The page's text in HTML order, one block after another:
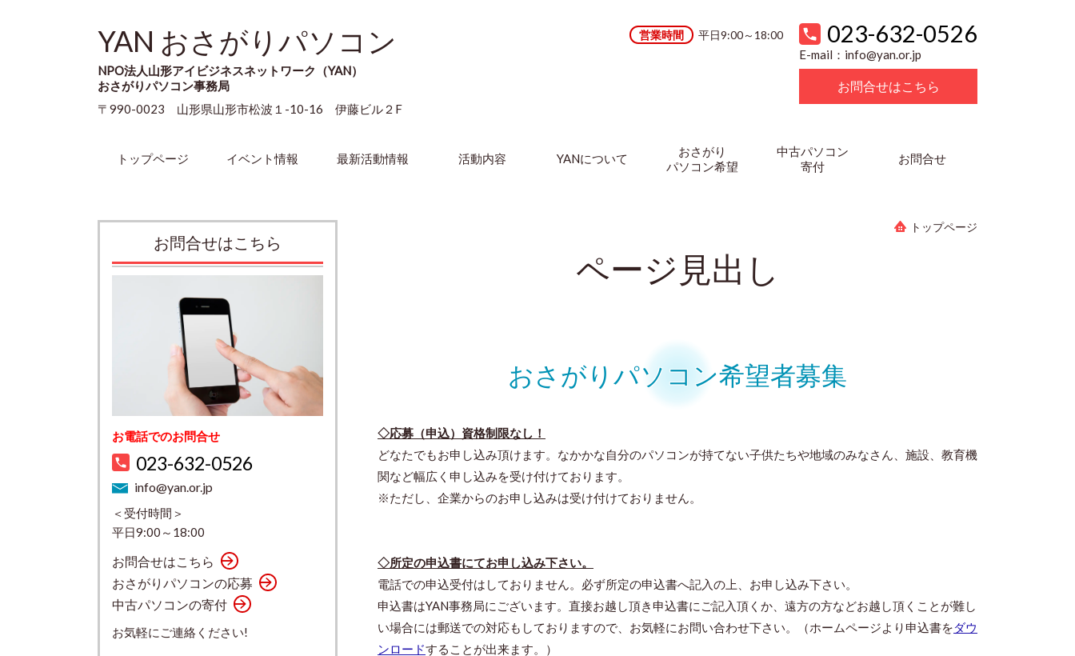
YAN おさがりパソコン
NPO法人山形アイビジネスネットワーク（YAN）
おさがりパソコン事務局
〒990-0023 山形県山形市松波１-10-16 伊藤ビル２F
営業時間 平日9:00～18:00 023-632-0526
E-mail： info@yan.or.jp
お問合せはこちら
トップページ イベント情報 最新活動情報 活動内容 YANについて
おさがり
パソコン希望
中古パソコン
寄付
お問合せ
トップページ
ページ見出し
おさがりパソコン希望者募集
◇応募（申込）資格制限なし！
どなたでもお申し込み頂けます。なかかな自分のパソコンが持てない子供たちや地域のみなさん、施設、教育機
関など幅広く申し込みを受け付けております。
※ただし、企業からのお申し込みは受け付けておりません。
◇所定の申込書にてお申し込み下さい。
電話での申込受付はしておりません。必ず所定の申込書へ記入の上、お申し込み下さい。
申込書はYAN事務局にございます。直接お越し頂き申込書にご記入頂くか、遠方の方などお越し頂くことが難し
い場合には郵送での対応もしておりますので、お気軽にお問い合わせ下さい。（ホームページより申込書をダウ
ンロードすることが出来ます。）
お問合せはこちら
お電話でのお問合せ
023-632-0526
info@yan.or.jp
＜受付時間＞
平日9:00～18:00
お問合せはこちら
おさがりパソコンの応募
中古パソコンの寄付
お気軽にご連絡ください!